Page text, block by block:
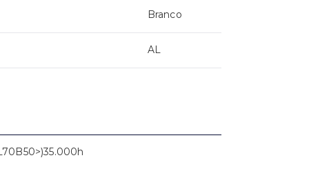
Branco
AL